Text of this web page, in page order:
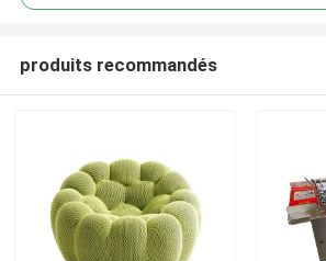
produits recommandés